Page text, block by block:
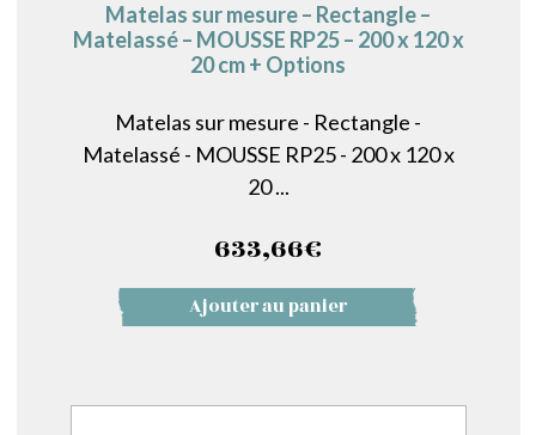
Matelas sur mesure – Rectangle –
Matelassé – MOUSSE RP25 – 200 x 120 x
20 cm + Options
Matelas sur mesure - Rectangle -
Matelassé - MOUSSE RP25 - 200 x 120 x
20 ...
633,66€
Ajouter au panier